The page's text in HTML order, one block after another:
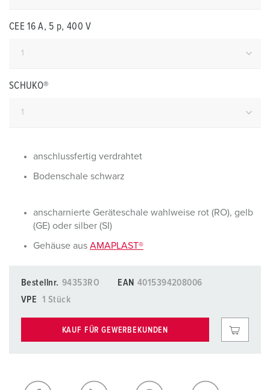
CEE 16 A, 5 p, 400 V
SCHUKO®
anschlussfertig verdrahtet
Bodenschale schwarz
anscharnierte Geräteschale wahlweise rot (RO), gelb
(GE) oder silber (SI)
Gehäuse aus AMAPLAST®
Bestellnr. 94353RO EAN 4015394208006
VPE
1 Stück
KAUF FÜR GEWERBEKUNDEN